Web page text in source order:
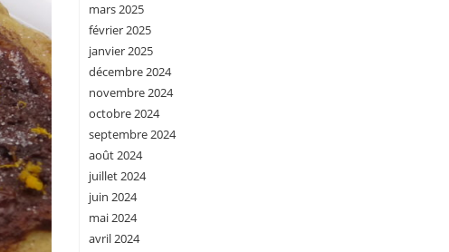
mars 2025
février 2025
janvier 2025
décembre 2024
novembre 2024
octobre 2024
septembre 2024
août 2024
juillet 2024
juin 2024
mai 2024
avril 2024